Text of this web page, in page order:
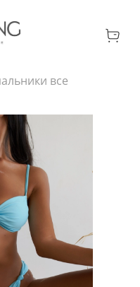
все